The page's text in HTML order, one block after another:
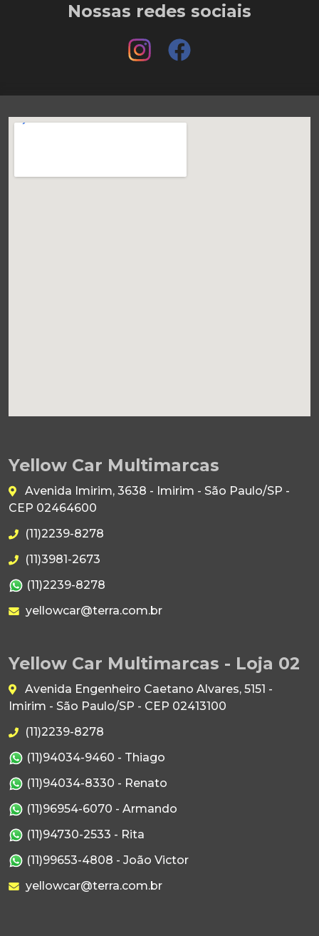
Nossas redes sociais
Yellow Car Multimarcas
Avenida Imirim, 3638 - Imirim - São Paulo/SP -
CEP 02464600
(11)2239-8278
(11)3981-2673
(11)2239-8278
yellowcar@terra.com.br
Yellow Car Multimarcas - Loja 02
Avenida Engenheiro Caetano Alvares, 5151 -
Imirim - São Paulo/SP - CEP 02413100
(11)2239-8278
(11)94034-9460 - Thiago
(11)94034-8330 - Renato
(11)96954-6070 - Armando
(11)94730-2533 - Rita
(11)99653-4808 - João Victor
yellowcar@terra.com.br